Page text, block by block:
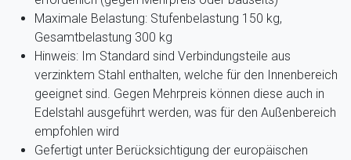
Maximale Belastung: Stufenbelastung 150 kg,
Gesamtbelastung 300 kg
Hinweis: Im Standard sind Verbindungsteile aus
verzinktem Stahl enthalten, welche für den Innenbereich
geeignet sind. Gegen Mehrpreis können diese auch in
Edelstahl ausgeführt werden, was für den Außenbereich
empfohlen wird
Gefertigt unter Berücksichtigung der europäischen